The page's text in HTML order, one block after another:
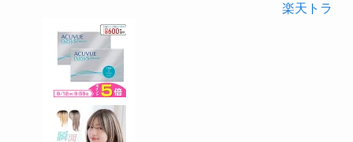
楽天トラ